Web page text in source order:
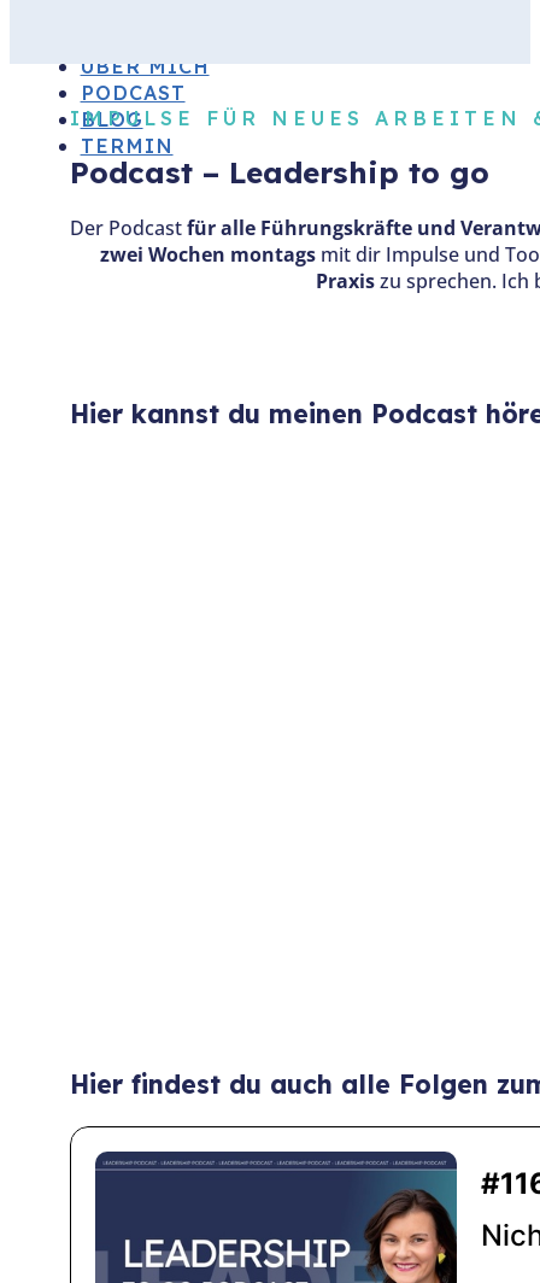
ÜBER MICH
PODCAST
BLOG
TERMIN
IMPULSE FÜR NEUES ARBEITEN
Podcast – Leadership to go
Der Podcastfür alle Führungskräfte und
zwei Wochen montags mit dir Impulse und
Praxiszu sprechen. Ich
Hier kannst du meinen Podcast
Hier findest du auch alle Folgen